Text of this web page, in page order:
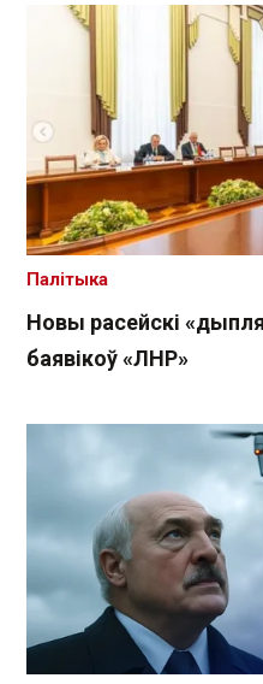
Новы расейскі
баявікоў «ЛНР»
Палітыка